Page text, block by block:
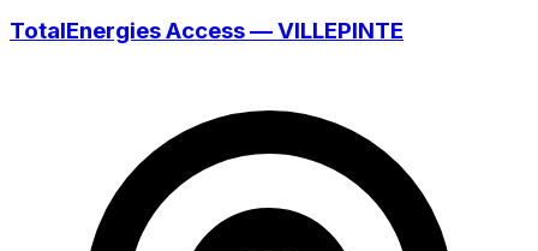
TotalEnergies Access — VILLEPINTE